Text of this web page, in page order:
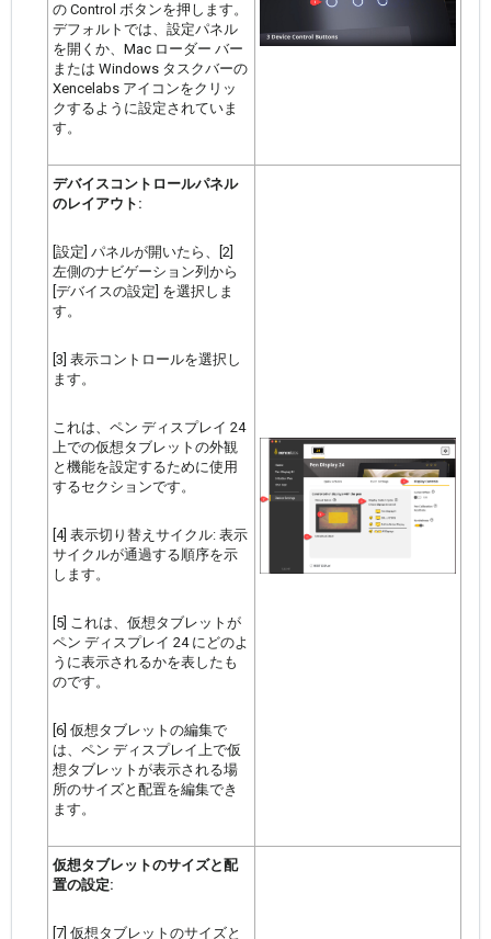
の Control ボタンを押します。
デフォルトでは、設定パネル
を開くか、Mac ローダー バー
または Windows タスクバーの
Xencelabs アイコンをクリッ
クするように設定されていま
す。
デバイスコントロールパネル
のレイアウト:
[設定] パネルが開いたら、[2]
左側のナビゲーション列から
[デバイスの設定] を選択しま
す。
[3] 表示コントロールを選択し
ます。
これは、ペン ディスプレイ 24
上での仮想タブレットの外観
と機能を設定するために使用
するセクションです。
[4] 表示切り替えサイクル: 表示
サイクルが通過する順序を示
します。
[5] これは、仮想タブレットが
ペン ディスプレイ 24 にどのよ
うに表示されるかを表したも
のです。
[6] 仮想タブレットの編集で
は、ペン ディスプレイ上で仮
想タブレットが表示される場
所のサイズと配置を編集でき
ます。
仮想タブレットのサイズと配
置の設定:
[7] 仮想タブレットのサイズと